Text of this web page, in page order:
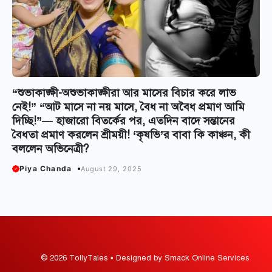
“শুভাকাঙ্ক্ষী-অশুভাকাঙ্ক্ষীরা আর মাসের বিচার করে লাভ
নেই!” “আট মাসে না নয় মাসে, বৈধ না অবৈধ প্রমাণ আমি
দিচ্ছি!”— হাজারো বিতর্কের পর, এতদিন বাদে সন্তানের
বৈধতা প্রমাণ করলেন শ্রীময়ী! ‘কৃষভি’র বাবা কি কাঞ্চন, কী
বললেন অভিনেত্রী?
Piya Chanda August 29, 2025
© 2026 TollyTales • Designed by Smack Online Services